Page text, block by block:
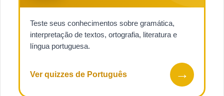
Teste seus conhecimentos sobre gramática,
interpretação de textos, ortografia, literatura e
língua portuguesa.
Ver quizzes de Português →